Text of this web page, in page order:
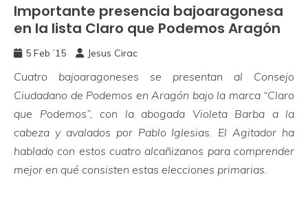
Importante presencia bajoaragonesa
en la lista Claro que Podemos Aragón
5 Feb ’15 Jesus Cirac
Cuatro bajoaragoneses se presentan al Consejo
Ciudadano de Podemos en Aragón bajo la marca “Claro
que Podemos”, con la abogada Violeta Barba a la
cabeza y avalados por Pablo Iglesias. El Agitador ha
hablado con estos cuatro alcañizanos para comprender
mejor en qué consisten estas elecciones primarias.